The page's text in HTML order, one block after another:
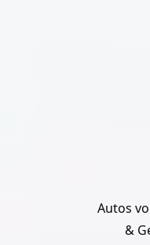
Autos
&